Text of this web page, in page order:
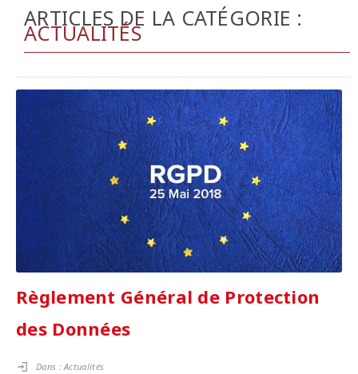
ARTICLES DE LA CATÉGORIE :
ACTUALITÉS
Règlement Général de Protection
des Données
Dans :Actualités